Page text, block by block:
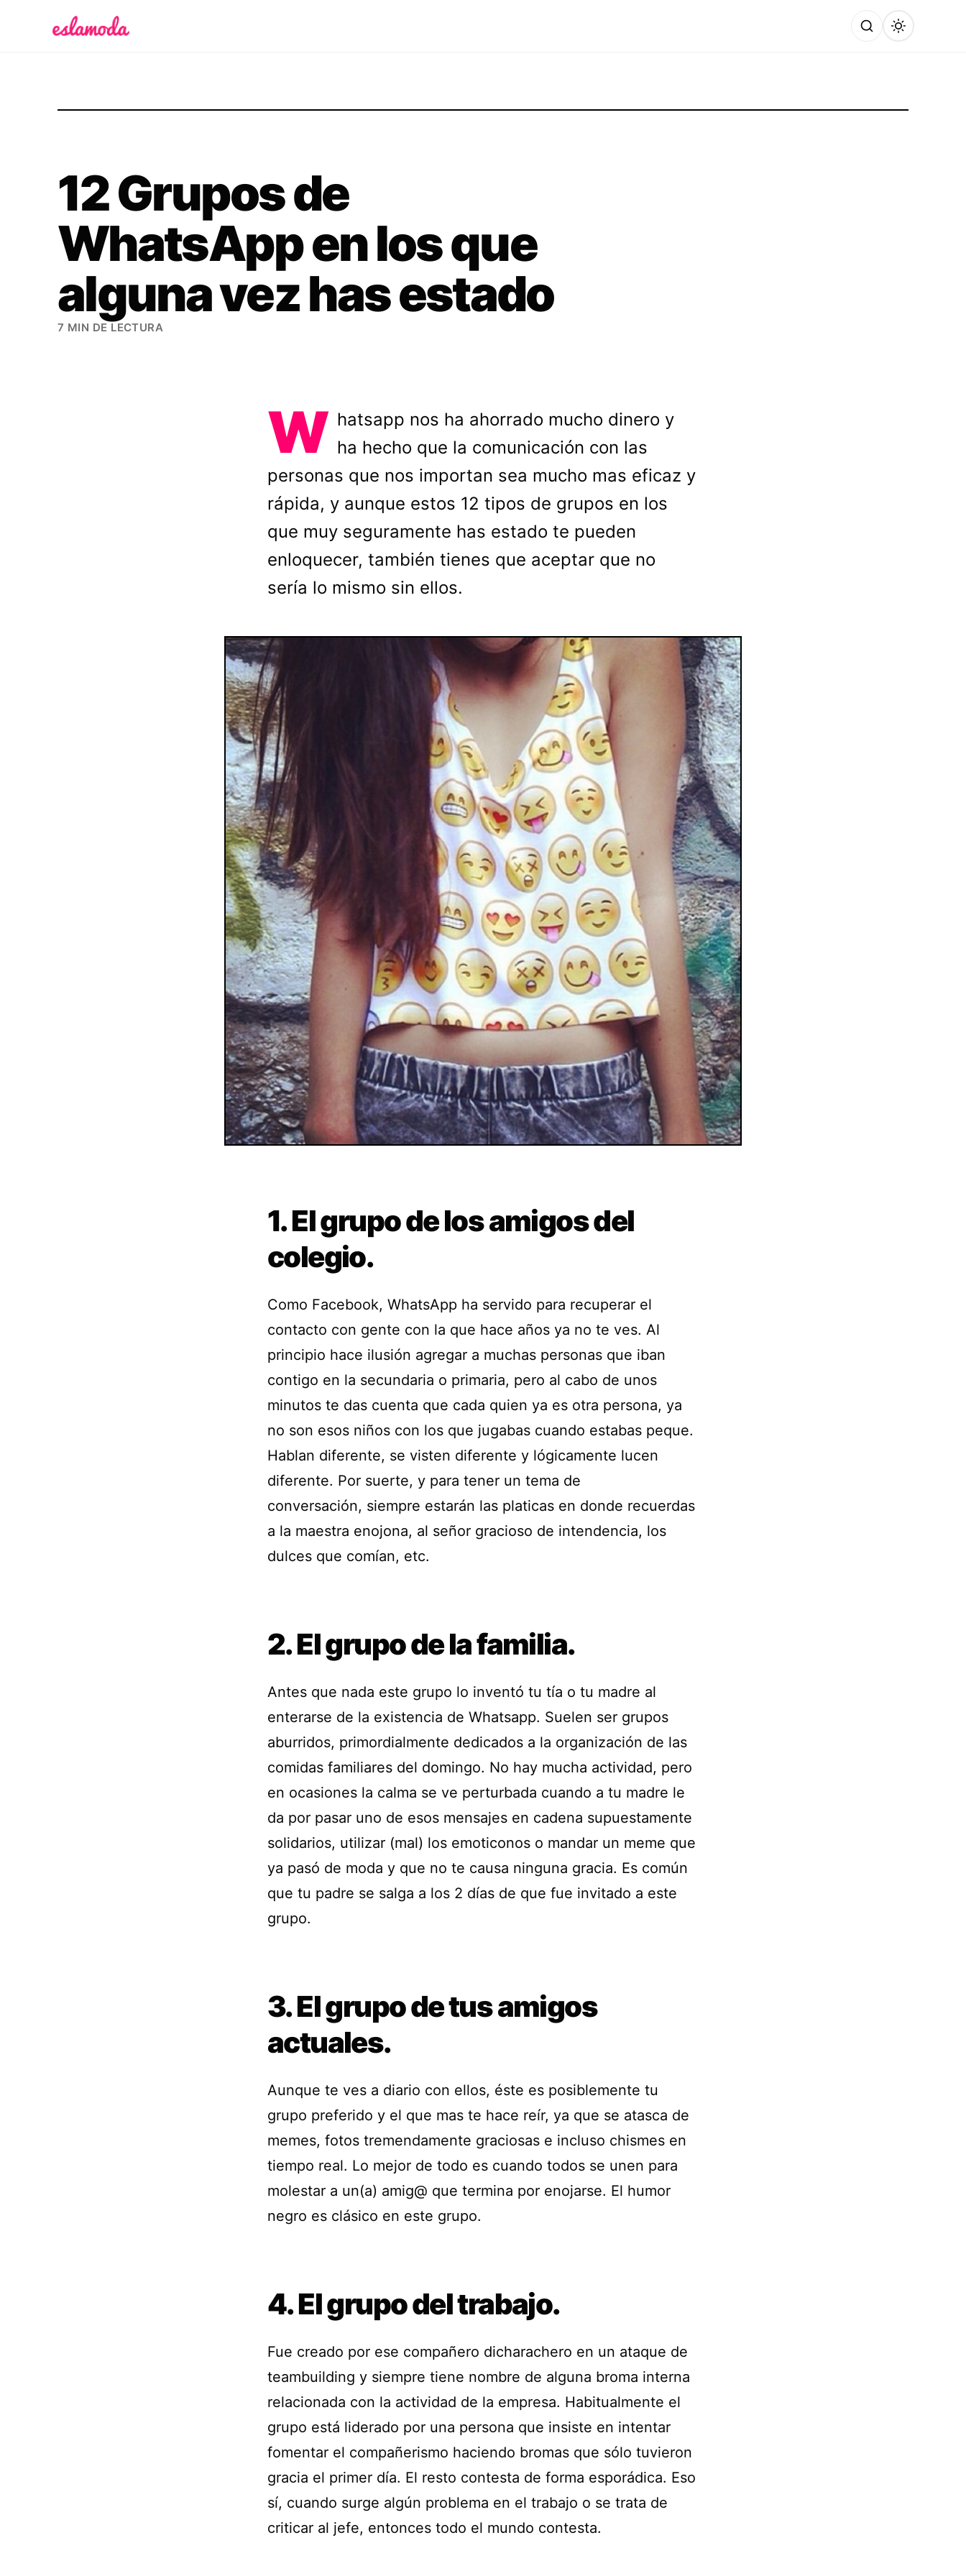
12 Grupos de
WhatsApp en los que
alguna vez has estado
7 MIN DE LECTURA
W hatsapp nos ha ahorrado mucho dinero y
ha hecho que la comunicación con las
personas que nos importan sea mucho mas eficaz y
rápida, y aunque estos 12 tipos de grupos en los
que muy seguramente has estado te pueden
enloquecer, también tienes que aceptar que no
sería lo mismo sin ellos.
1. El grupo de los amigos del
colegio.
Como Facebook, WhatsApp ha servido para recuperar el
contacto con gente con la que hace años ya no te ves. Al
principio hace ilusión agregar a muchas personas que iban
contigo en la secundaria o primaria, pero al cabo de unos
minutos te das cuenta que cada quien ya es otra persona, ya
no son esos niños con los que jugabas cuando estabas peque.
Hablan diferente, se visten diferente y lógicamente lucen
diferente. Por suerte, y para tener un tema de
conversación, siempre estarán las platicas en donde recuerdas
a la maestra enojona, al señor gracioso de intendencia, los
dulces que comían, etc.
2. El grupo de la familia.
Antes que nada este grupo lo inventó tu tía o tu madre al
enterarse de la existencia de Whatsapp. Suelen ser grupos
aburridos, primordialmente dedicados a la organización de las
comidas familiares del domingo. No hay mucha actividad, pero
en ocasiones la calma se ve perturbada cuando a tu madre le
da por pasar uno de esos mensajes en cadena supuestamente
solidarios, utilizar (mal) los emoticonos o mandar un meme que
ya pasó de moda y que no te causa ninguna gracia. Es común
que tu padre se salga a los 2 días de que fue invitado a este
grupo.
3. El grupo de tus amigos
actuales.
Aunque te ves a diario con ellos, éste es posiblemente tu
grupo preferido y el que mas te hace reír, ya que se atasca de
memes, fotos tremendamente graciosas e incluso chismes en
tiempo real. Lo mejor de todo es cuando todos se unen para
molestar a un(a) amig@ que termina por enojarse. El humor
negro es clásico en este grupo.
4. El grupo del trabajo.
Fue creado por ese compañero dicharachero en un ataque de
teambuilding y siempre tiene nombre de alguna broma interna
relacionada con la actividad de la empresa. Habitualmente el
grupo está liderado por una persona que insiste en intentar
fomentar el compañerismo haciendo bromas que sólo tuvieron
gracia el primer día. El resto contesta de forma esporádica. Eso
sí, cuando surge algún problema en el trabajo o se trata de
criticar al jefe, entonces todo el mundo contesta.